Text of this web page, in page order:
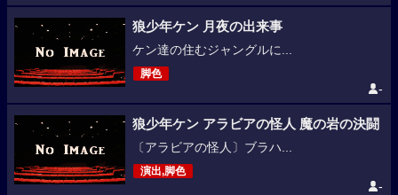
狼少年ケン 月夜の出来事
ケン達の住むジャングルに...
脚色
-
狼少年ケン アラビアの怪人 魔の岩の決闘
〔アラビアの怪人〕ブラハ...
演出,脚色
-